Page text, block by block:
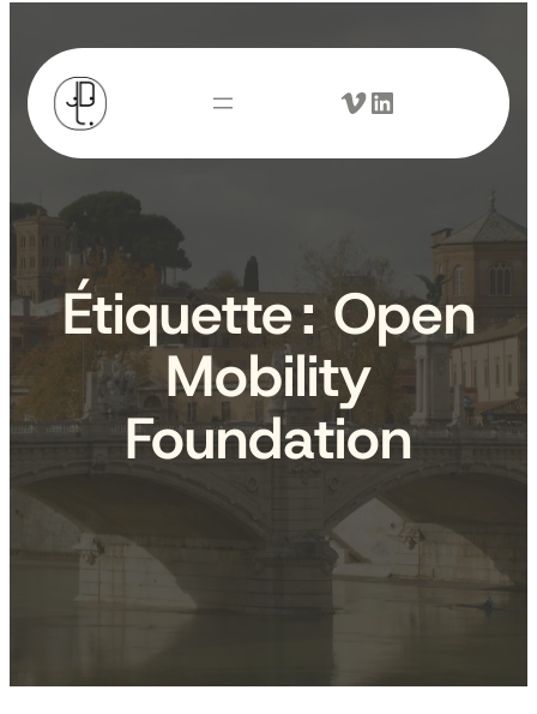
Aller
au
contenu
Vimeo LinkedIn
Étiquette :Open
Mobility
Foundation